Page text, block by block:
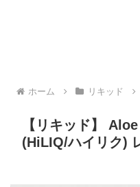
ホーム リキッド
【リキッド】
(HiLIQ/ハイリク)